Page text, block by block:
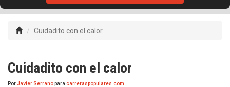
Cuidadito con el calor
Cuidadito con el calor
PorJavier Serranopara carreraspopulares.com